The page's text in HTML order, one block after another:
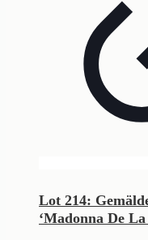
Lot 214:
‘Madonna De